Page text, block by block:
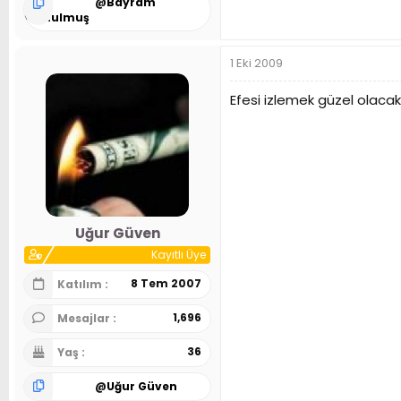
Kurtulmuş
Uğur Güven
Kayıtlı Üye
Katılım
8 Tem 2007
Mesajlar 1,696
Yaş 36
@Uğur Güven
1 Eki 2009
Efesi izlemek güzel